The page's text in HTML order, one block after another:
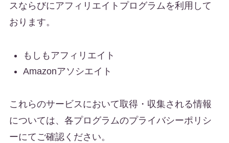
スならびにアフィリエイトプログラムを利用して
おります。
もしもアフィリエイト
Amazonアソシエイト
これらのサービスにおいて取得・収集される情報
については、各プログラムのプライバシーポリシ
ーにてご確認ください。